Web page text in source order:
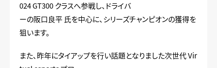
024 GT300 クラスへ参戦し、ドライバ
ーの阪口良平 氏を中心に、シリーズチャンピオンの獲得を
狙います。
また、昨年にタイアップを行い話題となりました次世代 Vir